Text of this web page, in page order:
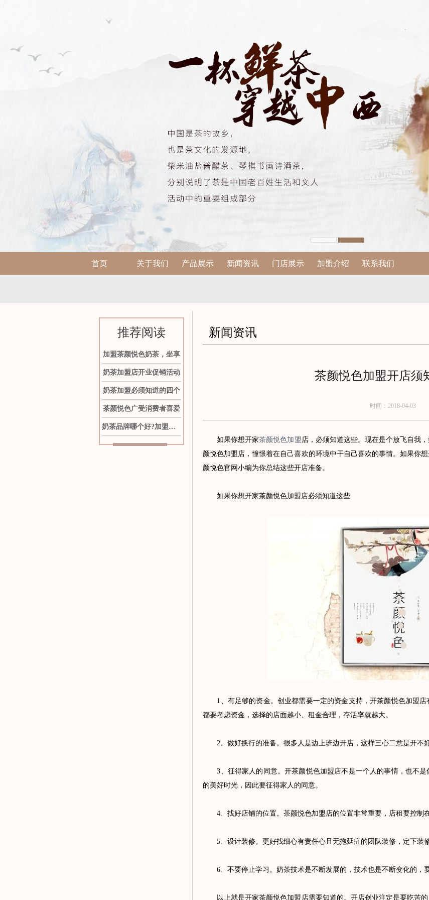
首页 关于我们 产品展示 新闻资讯 门店展示 加盟介绍 联系我们
推荐阅读
加盟茶颜悦色奶茶，坐享
奶茶加盟店开业促销活动
奶茶加盟必须知道的四个
茶颜悦色广受消费者喜爱
奶茶品牌哪个好?加盟茶颜
新闻资讯
茶颜悦色加盟开店须
时间：2018-04-03
如果你想开家茶颜悦色加盟店，必须知道这些。现在是个放飞自我
颜悦色加盟店，憧憬着在自己喜欢的环境中干自己喜欢的事情。如果你
颜悦色官网小编为你总结这些开店准备。
如果你想开家茶颜悦色加盟店必须知道这些
1、有足够的资金。创业都需要一定的资金支持，开茶颜悦色加盟店
都要考虑资金，选择的店面越小、租金合理，存活率就越大。
2、做好换行的准备。很多人是边上班边开店，这样三心二意是开不
3、征得家人的同意。开茶颜悦色加盟店不是一个人的事情，也不是
的美好时光，因此要征得家人的同意。
4、找好店铺的位置。茶颜悦色加盟店的位置非常重要，店租要控制
5、设计装修。更好找细心有责任心且无拖延症的团队装修，定下装修
6、不要停止学习。奶茶技术是不断发展的，技术也是不断变化的，
以上就是开家茶颜悦色加盟店需要知道的。开店创业注定是要吃苦的